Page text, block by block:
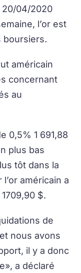
20/04/2020
l’or est
boursiers.
américain
concernant
au
0,5% 1 691,88
plus bas
tôt dans la
américain a
$.
de
nous avons
il y a donc
a déclaré